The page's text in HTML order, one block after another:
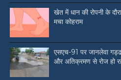
खेत में धान की रोपनी के
मचा कोहराम
एसएच-91 पर जानलेवा
और अतिक्रमण से रोज हो